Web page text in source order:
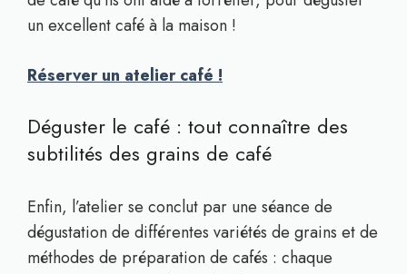
un excellent café à la maison !
Réserver un atelier café !
Déguster le café : tout connaître des
subtilités des grains de café
Enfin, l’atelier se conclut par une séance de
dégustation de différentes variétés de grains et de
méthodes de préparation de cafés : chaque